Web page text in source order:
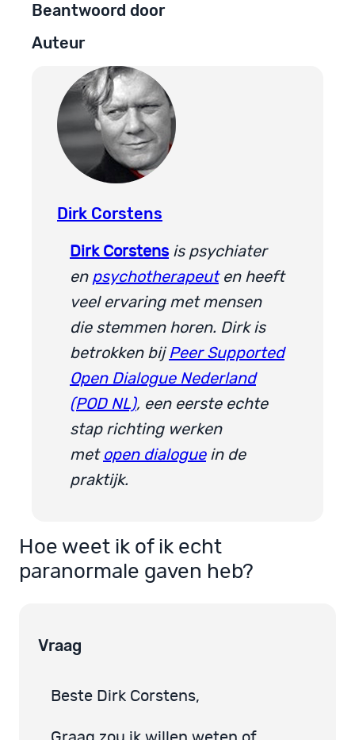
Beantwoord door
Auteur
Dirk Corstens
Dirk Corstens is psychiater
en psychotherapeuten heeft
veel ervaring met mensen
die stemmen horen. Dirk is
betrokken bij Peer Supported
Open Dialogue Nederland
(POD NL), een eerste echte
stap richting werken
met open dialoguein de
praktijk.
Hoe weet ik of ik echt
paranormale gaven heb?
Vraag
Beste Dirk Corstens,